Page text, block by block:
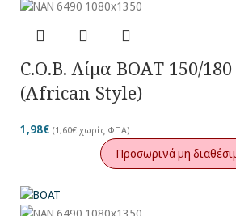
C.O.B. Λίμα BOAT 150/
(African Style)
1,98€ (1,60€ χωρίς ΦΠΑ)
Προσωρινά μη